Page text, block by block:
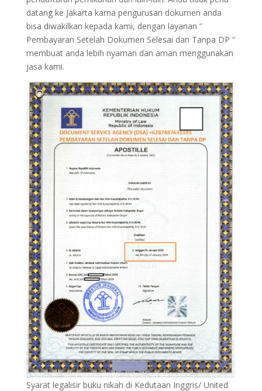
datang ke Jakarta karna pengurusan dokumen anda
bisa diwakilkan kepada kami, dengan layanan ”
Pembayaran Setelah Dokumen Selesai dan Tanpa DP ”
membuat anda lebih nyaman dan aman menggunakan
jasa kami.
Syarat legalisir buku nikah di Kedutaan Inggris/ United